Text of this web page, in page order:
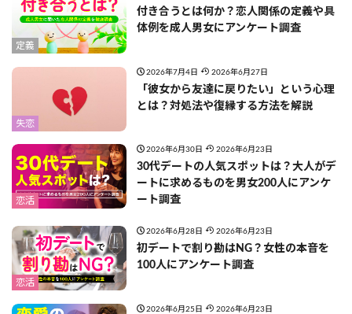
定義
付き合うとは何か？恋人関係の定義や具
体例を成人男女にアンケート調査
失恋
2026年7月4日 2026年6月27日
「彼女から友達に戻りたい」という心理
とは？対処法や復縁する方法を解説
恋活
2026年6月30日 2026年6月23日
30代デートの人気スポットは？大人がデ
ートに求めるものを男女200人にアンケ
ート調査
恋活
2026年6月28日 2026年6月23日
初デートで割り勘はNG？女性の本音を
100人にアンケート調査
2026年6月25日 2026年6月23日